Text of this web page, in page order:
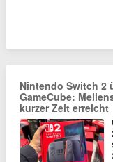
Nintendo Switch 2
GameCube:
kurzer Zeit erreicht